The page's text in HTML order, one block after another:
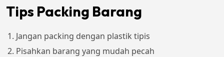
Tips Packing Barang
Jangan packing dengan plastik tipis
Pisahkan barang yang mudah pecah